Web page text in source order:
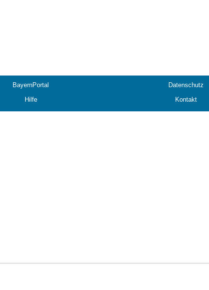
BayernPortal Datenschutz
Hilfe Kontakt